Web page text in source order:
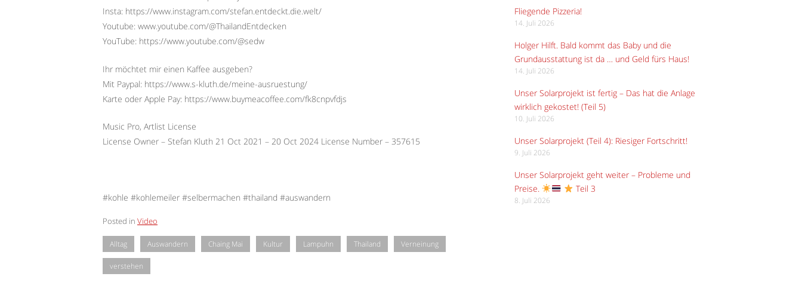
Insta: https://www.instagram.com/stefan.entdeckt.die.welt/
Youtube: www.youtube.com/@ThailandEntdecken
YouTube: https://www.youtube.com/@sedw
Ihr möchtet mir einen Kaffee ausgeben?
Mit Paypal: https://www.s-kluth.de/meine-ausruestung/
Karte oder Apple Pay: https://www.buymeacoffee.com/fk8cnpvfdjs
Music Pro, Artlist License
License Owner – Stefan Kluth 21 Oct 2021 – 20 Oct 2024 License Number – 357615
#kohle #kohlemeiler #selbermachen #thailand #auswandern
Posted in Video
Alltag Auswandern Chaing Mai Kultur Lampuhn Thailand Verneinung
verstehen
Fliegende Pizzeria!
14. Juli 2026
Holger Hilft. Bald kommt das Baby und die
Grundausstattung ist da … und Geld fürs Haus!
14. Juli 2026
Unser Solarprojekt ist fertig – Das hat die Anlage
wirklich gekostet! (Teil 5)
10. Juli 2026
Unser Solarprojekt (Teil 4): Riesiger Fortschritt!
9. Juli 2026
Unser Solarprojekt geht weiter – Probleme und
Preise.
Teil 3
8. Juli 2026